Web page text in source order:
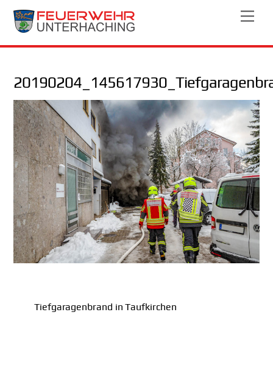
Skip
Tiefgaragenbrand in Taufkirchen